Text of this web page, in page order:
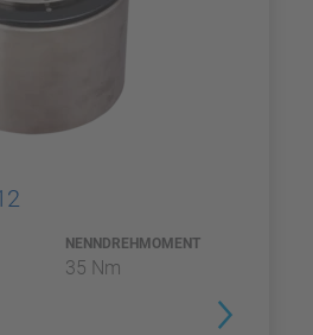
NENNDREHMOMENT
35 Nm